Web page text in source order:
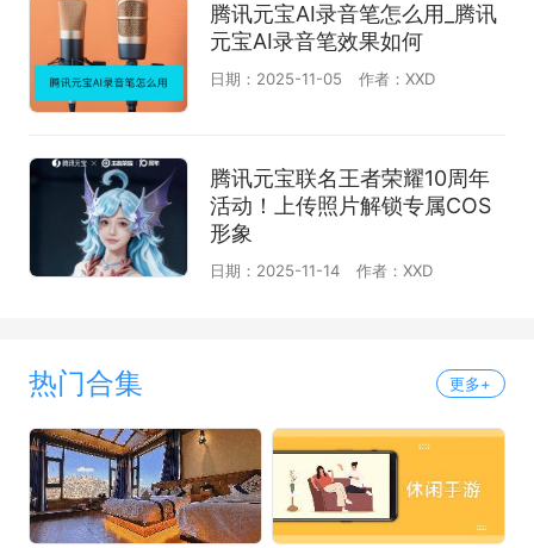
腾讯元宝AI录音笔怎么用_腾讯
元宝AI录音笔效果如何
日期：2025-11-05 作者：XXD
腾讯元宝联名王者荣耀10周年
活动！上传照片解锁专属COS
形象
日期：2025-11-14 作者：XXD
热门合集 更多+